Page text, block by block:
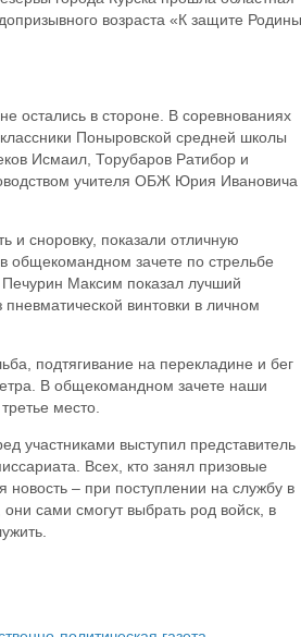
возраста «К защите Родины
остались в стороне. В соревнованиях
Поныровской средней школы
Исмаил, Торубаров Ратибор и
учителя ОБЖ Юрия Ивановича
и сноровку, показали отличную
общекомандном зачете по стрельбе
Максим показал лучший
пневматической винтовки в личном
подтягивание на перекладине и бег
В общекомандном зачете наши
место.
участниками выступил представитель
Всех, кто занял призовые
новость – при поступлении на службу в
сами смогут выбрать род войск, в